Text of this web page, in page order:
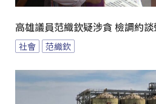
高雄議員范織欽疑涉貪 檢調約
社會 范織欽